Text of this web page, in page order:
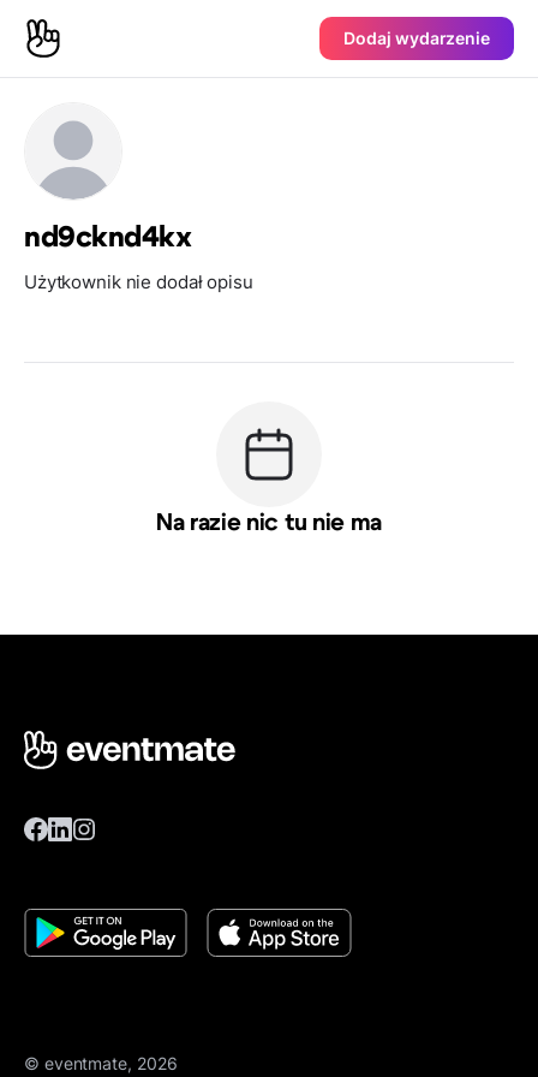
Dodaj wydarzenie
nd9cknd4kx
Użytkownik nie dodał opisu
Na razie nic tu nie ma
© eventmate, 2026